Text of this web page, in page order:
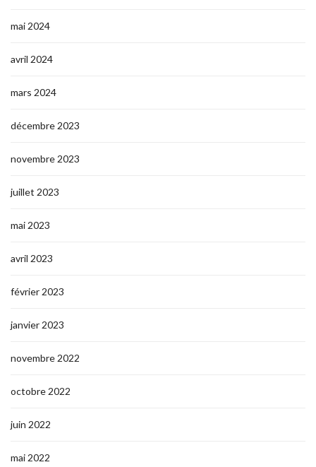
mai 2024
avril 2024
mars 2024
décembre 2023
novembre 2023
juillet 2023
mai 2023
avril 2023
février 2023
janvier 2023
novembre 2022
octobre 2022
juin 2022
mai 2022